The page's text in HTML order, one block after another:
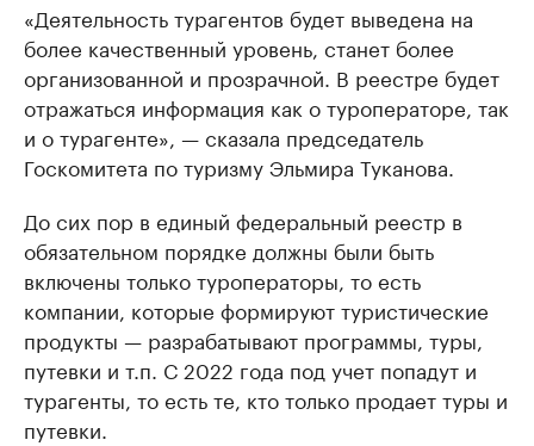
«Деятельность турагентов будет выведена на
более качественный уровень, станет более
организованной и прозрачной. В реестре будет
отражаться информация как о туроператоре, так
и о турагенте», — сказала председатель
Госкомитета по туризму Эльмира Туканова.
До сих пор в единый федеральный реестр в
обязательном порядке должны были быть
включены только туроператоры, то есть
компании, которые формируют туристические
продукты — разрабатывают программы, туры,
путевки и т.п. С 2022 года под учет попадут и
турагенты, то есть те, кто только продает туры и
путевки.